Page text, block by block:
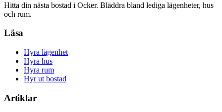
Hitta din nästa bostad i Ocker. Bläddra bland lediga lägenheter, hus
och rum.
Läsa
Hyra lägenhet
Hyra hus
Hyra rum
Hyr ut bostad
Artiklar